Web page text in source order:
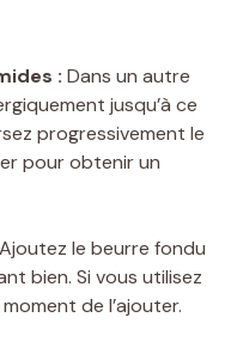
: Dans un autre
jusqu’à ce
progressivement le
pour obtenir un
Ajoutez le beurre fondu
bien. Si vous utilisez
de l’ajouter.